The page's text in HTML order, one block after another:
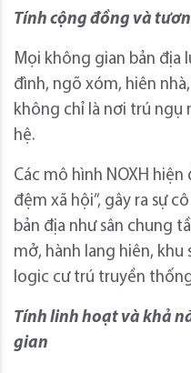
Tính cộng đồng và
Mọi không gian bản địa
đình, ngõ xóm, hiên
không chỉ là nơi trú ngụ
hệ.
Các mô hình NOXH
đệm xã hội”, gây ra sự
bản địa như sân chung
mở, hành lang hiên, khu
logic cư trú truyền
Tính linh hoạt và khả
gian